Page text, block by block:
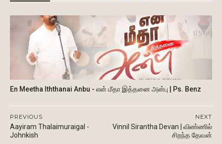
En Meetha Iththanai Anbu - என் மீதா இத்தனை அன்பு | Ps. Benz
NEXT
Vinnil Sirantha Devan | விண்ணில்
சிறந்த தேவன்
PREVIOUS
Aayiram Thalaimuraigal -
Johnkish